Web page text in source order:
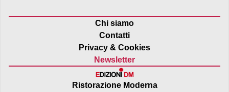
Chi siamo
Contatti
Privacy & Cookies
Newsletter
Ristorazione Moderna